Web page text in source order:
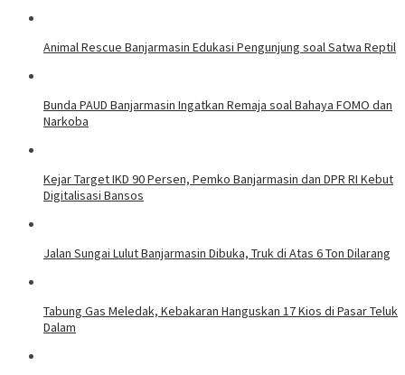
Animal Rescue Banjarmasin Edukasi Pengunjung soal Satwa Reptil
Bunda PAUD Banjarmasin Ingatkan Remaja soal Bahaya FOMO dan
Narkoba
Kejar Target IKD 90 Persen, Pemko Banjarmasin dan DPR RI Kebut
Digitalisasi Bansos
Jalan Sungai Lulut Banjarmasin Dibuka, Truk di Atas 6 Ton Dilarang
Tabung Gas Meledak, Kebakaran Hanguskan 17 Kios di Pasar Teluk
Dalam